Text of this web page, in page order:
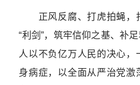
正风反腐、打虎拍蝇，
“利剑”，筑牢信仰之基、补
人以不负亿万人民的决心，
身病症，以全面从严治党激